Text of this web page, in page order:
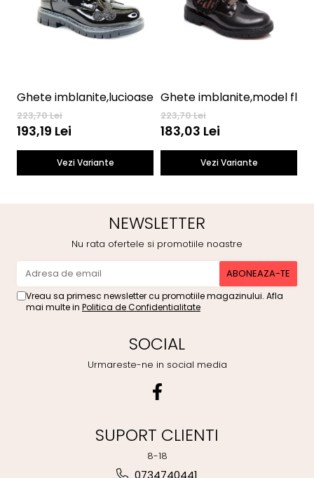
Ghete imblanite,lucioase Mickey
223,70 Lei
193,19 Lei
Vezi Variante
Ghete imblanite,model
223,70 Lei
183,03 Lei
Vezi Variante
NEWSLETTER
Nu rata ofertele si promotiile noastre
Vreau sa primesc newsletter cu promotiile magazinului. Afla
mai multe in Politica de Confidentialitate
SOCIAL
Urmareste-ne in social media
SUPORT CLIENTI
8-18
0734740441